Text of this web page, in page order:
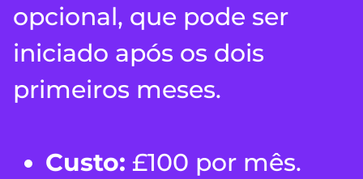
opcional, que pode ser
iniciado após os dois
primeiros meses.
Custo: £100 por mês.